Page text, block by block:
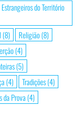
do Território
(8) Religião(8)
(4)
(5)
(4) Tradições(4)
da Prova (4)